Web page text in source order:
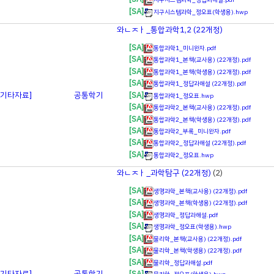
[SA] 지구시스템과학_정오표(학생용).hwp
타자료] 공통학기
와ㄴㅈㅏ_통합과학1,2 (22개정)
[SA]
통합과학1_미니완자.pdf
[SA] 통합과학1_본책(교사용) (22개정).pdf
[SA] 통합과학1_본책(학생용) (22개정).pdf
[SA] 통합과학1_정답과해설 (22개정).pdf
[SA] 통합과학1_정오표.hwp
[SA] 통합과학2_본책(교사용) (22개정).pdf
[SA] 통합과학2_본책(학생용) (22개정).pdf
[SA] 통합과학2_부록_미니완자.pdf
[SA] 통합과학2_정답과해설 (22개정).pdf
[SA] 통합과학2_정오표.hwp
와ㄴㅈㅏ_과학탐구 (22개정) (2)
[SA]
생명과학_본책(교사용) (22개정).pdf
[SA] 생명과학_본책(학생용) (22개정).pdf
[SA] 생명과학_정답과해설.pdf
[SA] 생명과학_정오표(학생용).hwp
[SA] 물리학_본책(교사용) (22개정).pdf
[SA] 물리학_본책(학생용) (22개정).pdf
[SA] 물리학_정답과해설.pdf